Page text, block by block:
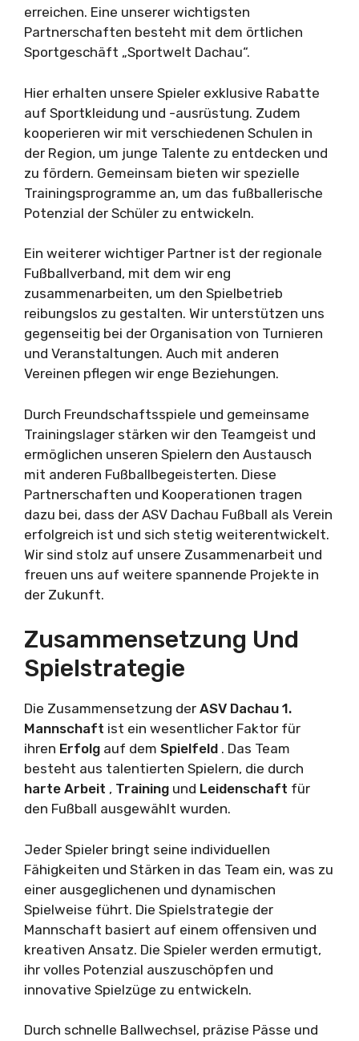
erreichen. Eine unserer wichtigsten
Partnerschaften besteht mit dem örtlichen
Sportgeschäft „Sportwelt Dachau“.
Hier erhalten unsere Spieler exklusive Rabatte
auf Sportkleidung und -ausrüstung. Zudem
kooperieren wir mit verschiedenen Schulen in
der Region, um junge Talente zu entdecken und
zu fördern. Gemeinsam bieten wir spezielle
Trainingsprogramme an, um das fußballerische
Potenzial der Schüler zu entwickeln.
Ein weiterer wichtiger Partner ist der regionale
Fußballverband, mit dem wir eng
zusammenarbeiten, um den Spielbetrieb
reibungslos zu gestalten. Wir unterstützen uns
gegenseitig bei der Organisation von Turnieren
und Veranstaltungen. Auch mit anderen
Vereinen pflegen wir enge Beziehungen.
Durch Freundschaftsspiele und gemeinsame
Trainingslager stärken wir den Teamgeist und
ermöglichen unseren Spielern den Austausch
mit anderen Fußballbegeisterten. Diese
Partnerschaften und Kooperationen tragen
dazu bei, dass der ASV Dachau Fußball als Verein
erfolgreich ist und sich stetig weiterentwickelt.
Wir sind stolz auf unsere Zusammenarbeit und
freuen uns auf weitere spannende Projekte in
der Zukunft.
Zusammensetzung Und
Spielstrategie
Die Zusammensetzung der ASV Dachau 1.
Mannschaft ist ein wesentlicher Faktor für
ihren Erfolg auf dem Spielfeld . Das Team
besteht aus talentierten Spielern, die durch
harte Arbeit , Training und Leidenschaft für
den Fußball ausgewählt wurden.
Jeder Spieler bringt seine individuellen
Fähigkeiten und Stärken in das Team ein, was zu
einer ausgeglichenen und dynamischen
Spielweise führt. Die Spielstrategie der
Mannschaft basiert auf einem offensiven und
kreativen Ansatz. Die Spieler werden ermutigt,
ihr volles Potenzial auszuschöpfen und
innovative Spielzüge zu entwickeln.
Durch schnelle Ballwechsel, präzise Pässe und